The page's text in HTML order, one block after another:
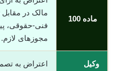
ماده 100
مالک در مقابل
فنی-حقوقی،
مجوزهای لازم.
وکیل
اعتراض به